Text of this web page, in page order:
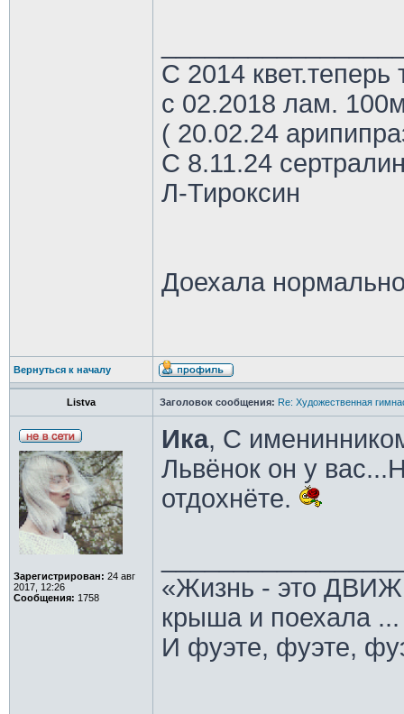
С 2014 квет.теперь
с 02.2018 лам.
( 20.02.24
С 8.11.24
Л-Тироксин
Доехала
Вернуться к началу
Listva Заголовок сообщения: Re: Художественная
Зарегистрирован: 24 авг
2017, 12:26
Сообщения: 1758
Ика, С
Львёнок он у
отдохнёте.
«Жизнь - это
крыша и поехала ...
И фуэте, фуэте,